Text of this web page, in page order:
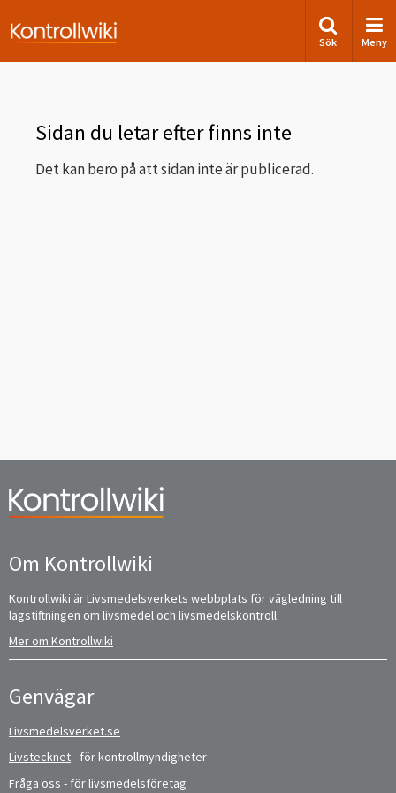
Sök Meny
Sidan du letar efter finns inte
Det kan bero på att sidan inte är publicerad.
Om Kontrollwiki
Kontrollwiki är Livsmedelsverkets webbplats för vägledning till
lagstiftningen om livsmedel och livsmedelskontroll.
Mer om Kontrollwiki
Genvägar
Livsmedelsverket.se
Livstecknet- för kontrollmyndigheter
Fråga oss - för livsmedelsföretag